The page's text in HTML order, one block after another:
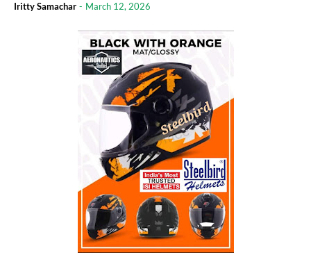
Iritty Samachar - March 12, 2026